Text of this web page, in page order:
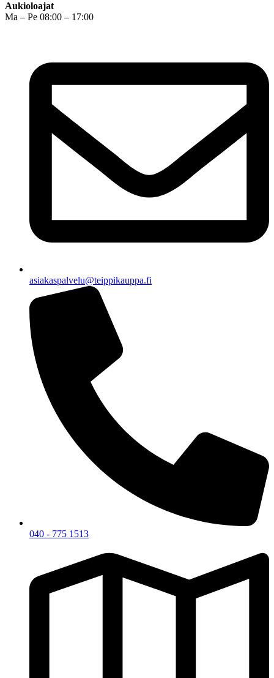
Aukioloajat
Ma – Pe 08:00 – 17:00
asiakaspalvelu@teippikauppa.fi
040 - 775 1513